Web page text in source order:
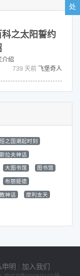
之太阳誓约
介绍
739 天前
飞堡奇人
之国潮起时刻
斯拉夫神话
大图书馆 图书馆
布丽姬德
神话 摩利支天
申明 加入我们
处